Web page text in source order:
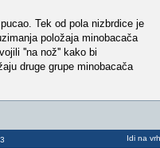
Tek od pola nizbrdice je
položaja minobacača
''na nož'' kako bi
druge grupe minobacača
Idi na vrh